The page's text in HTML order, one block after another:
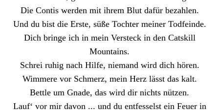
Die Contis werden mit ihrem Blut dafür bezahlen.
Und du bist die Erste, süße Tochter meiner Todfeinde.
Dich bringe ich in mein Versteck in den Catskill
Mountains.
Schrei ruhig nach Hilfe, niemand wird dich hören.
Wimmere vor Schmerz, mein Herz lässt das kalt.
Bettle um Gnade, das wird dir nichts nützen.
Lauf‘ vor mir davon ... und du entfesselst ein Feuer in